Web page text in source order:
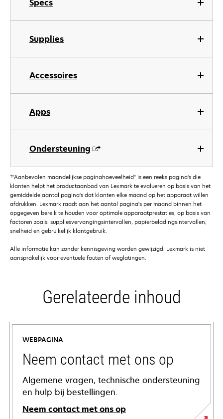
Specs
Supplies
Accessoires
Apps
Ondersteuning
†"Aanbevolen maandelijkse paginahoeveelheid" is een reeks pagina's die
klanten helpt het productaanbod van Lexmark te evalueren op basis van het
gemiddelde aantal pagina's dat klanten elke maand op het apparaat willen
afdrukken. Lexmark raadt aan het aantal pagina's per maand binnen het
opgegeven bereik te houden voor optimale apparaatprestaties, op basis van
factoren zoals: suppliesvervangingsintervallen, papierbeladingsintervallen,
snelheid en gebruikelijk klantgebruik.
Alle informatie kan zonder kennisgeving worden gewijzigd. Lexmark is niet
aansprakelijk voor eventuele fouten of weglatingen.
Gerelateerde inhoud
WEBPAGINA
Neem contact met ons op
Algemene vragen, technische ondersteuning
en hulp bij bestellingen.
Neem contact met ons op